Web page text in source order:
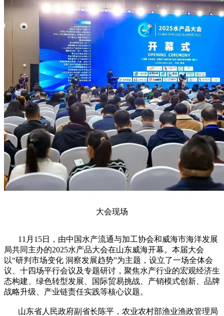
大会现场
11月15日，由中国水产流通与加工协会和威海市海洋发展
局共同主办的2025水产品大会在山东威海开幕。本届大会
以“研判市场变化 洞察发展趋势”为主题，设立了一场全体会
议、十四场平行会议及专题研讨，聚焦水产行业的宏观经济生
态构建、绿色转型发展、国际贸易挑战、产销模式创新、品牌
战略升级、产业链责任实践等核心议题。
山东省人民政府副省长陈平，农业农村部渔业渔政管理局